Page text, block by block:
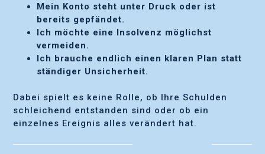
Mein Konto steht unter Druck oder ist
bereits gepfändet.
Ich möchte eine Insolvenz möglichst
vermeiden.
Ich brauche endlich einen klaren Plan statt
ständiger Unsicherheit.
Dabei spielt es keine Rolle, ob Ihre Schulden
schleichend entstanden sind oder ob ein
einzelnes Ereignis alles verändert hat.